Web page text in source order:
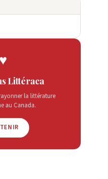
♥
Littéraca
la littérature
au Canada.